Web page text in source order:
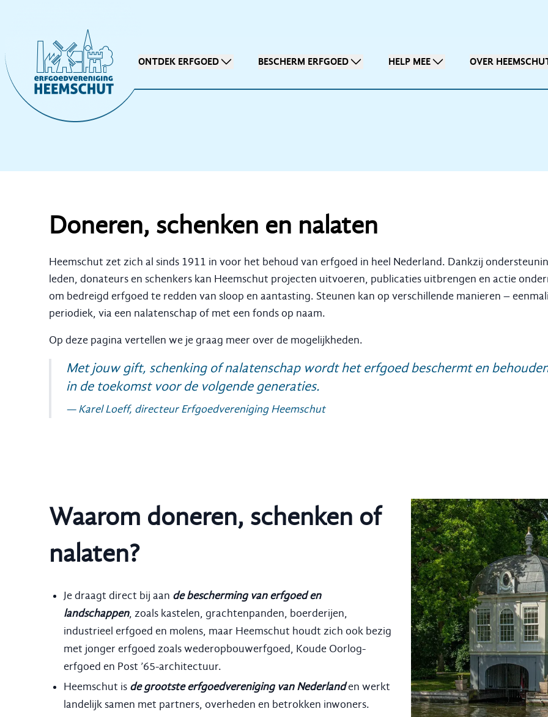
ONTDEK ERFGOED BESCHERM ERFGOED HELP MEE OVER
Doneren, schenken en nalaten
Heemschut zet zich al sinds 1911 in voor het behoud van erfgoed in heel Nederland. Dankzij
leden, donateurs en schenkers kan Heemschut projecten uitvoeren, publicaties uitbrengen en actie
om bedreigd erfgoed te redden van sloop en aantasting. Steunen kan op verschillende manieren –
periodiek, via een nalatenschap of met een fonds op naam.
Op deze pagina vertellen we je graag meer over de mogelijkheden.
Met jouw gift, schenking of nalatenschap wordt het erfgoed beschermt en
in de toekomst voor de volgende generaties.
—Karel Loeff, directeur Erfgoedvereniging Heemschut
Waarom doneren, schenken of
nalaten?
Je draagt direct bij aan de bescherming van erfgoed en
landschappen, zoals kastelen, grachtenpanden, boerderijen,
industrieel erfgoed en molens, maar Heemschut houdt zich ook bezig
met jonger erfgoed zoals wederopbouwerfgoed, Koude Oorlog-
erfgoed en Post ’65-architectuur.
Heemschut is de grootste erfgoedvereniging van Nederlanden werkt
landelijk samen met partners, overheden en betrokken inwoners.